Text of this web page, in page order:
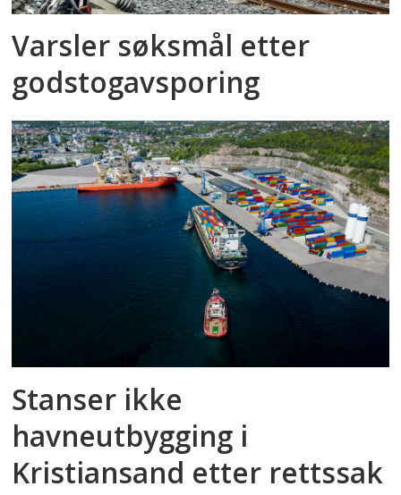
Varsler søksmål etter
godstog­avsporing
Stanser ikke
havneutbygging i
Kristiansand etter rettssak